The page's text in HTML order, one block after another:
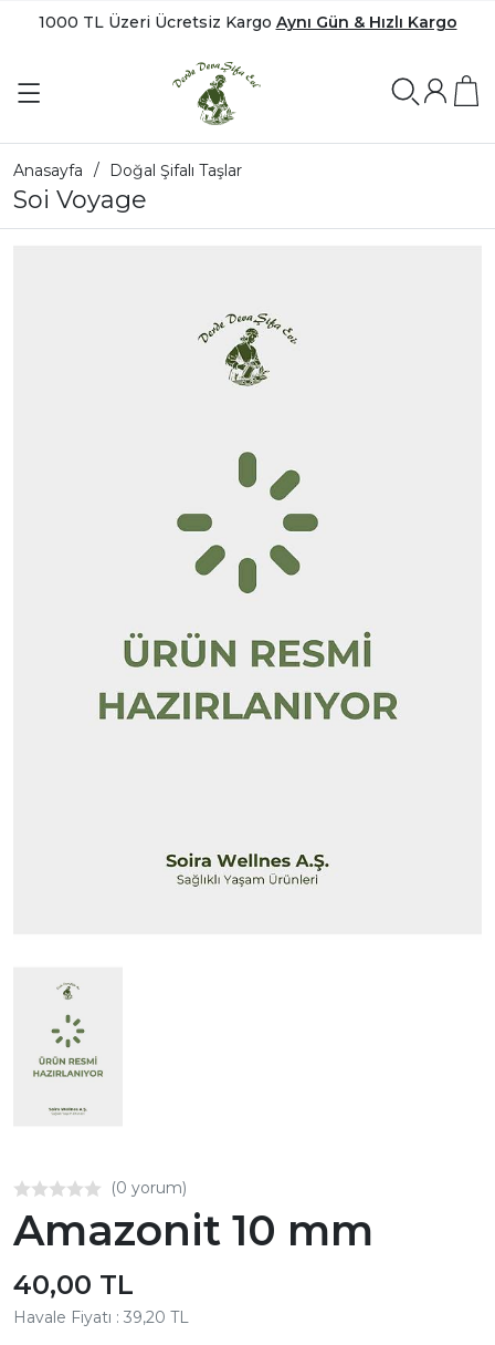
1000 TL Üzeri Ücretsiz Kargo Aynı Gün & Hızlı Kargo
Anasayfa Doğal Şifalı Taşlar
Soi Voyage
(0 yorum)
Amazonit 10 mm
40,00 TL
Havale Fiyatı : 39,20 TL